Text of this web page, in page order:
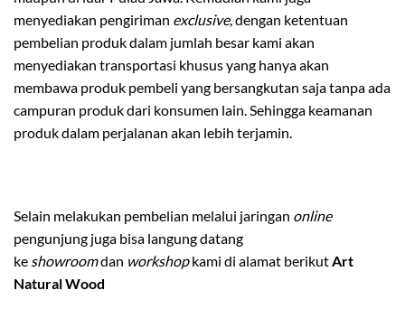
menyediakan pengiriman exclusive,dengan ketentuan
pembelian produk dalam jumlah besar kami akan
menyediakan transportasi khusus yang hanya akan
membawa produk pembeli yang bersangkutan saja tanpa ada
campuran produk dari konsumen lain. Sehingga keamanan
produk dalam perjalanan akan lebih terjamin.
Selain melakukan pembelian melalui jaringan online
pengunjung juga bisa langung datang
ke showroomdan workshopkami di alamat berikut Art
Natural Wood